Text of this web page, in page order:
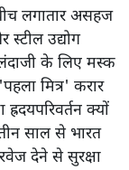
लगातार असहज
उद्योग
के लिए मस्क
मित्र' करार
क्यों
साल से भारत
देने से सुरक्षा